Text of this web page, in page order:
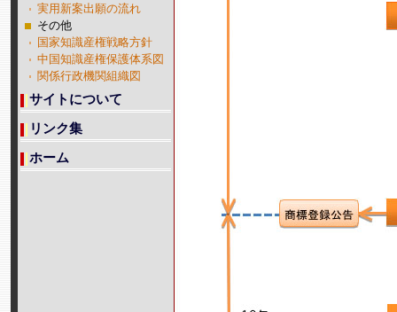
実用新案出願の流れ
その他
国家知識産権戦略方針
中国知識産権保護体系図
関係行政機関組織図
サイトについて
リンク集
ホーム